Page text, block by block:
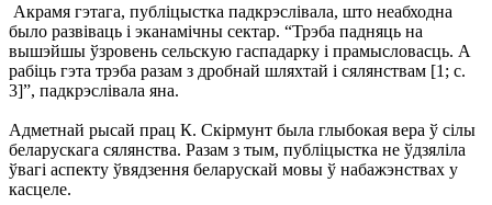
Акрамя гэтага, публіцыстка падкрэслівала, што неабходна
было развіваць і эканамічны сектар. “Трэба падняць на
вышэйшы ўзровень сельскую гаспадарку і прамысловасць. А
рабіць гэта трэба разам з дробнай шляхтай і сялянствам [1; с.
3]”, падкрэслівала яна.
Адметнай рысай прац К. Скірмунт была глыбокая вера ў сілы
беларускага сялянства. Разам з тым, публіцыстка не ўдзяліла
ўвагі аспекту ўвядзення беларускай мовы ў набажэнствах у
касцеле.